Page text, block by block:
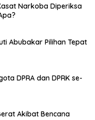
Narkoba Diperiksa
Abubakar Pilihan Tepat
DPRA dan DPRK se-
Akibat Bencana